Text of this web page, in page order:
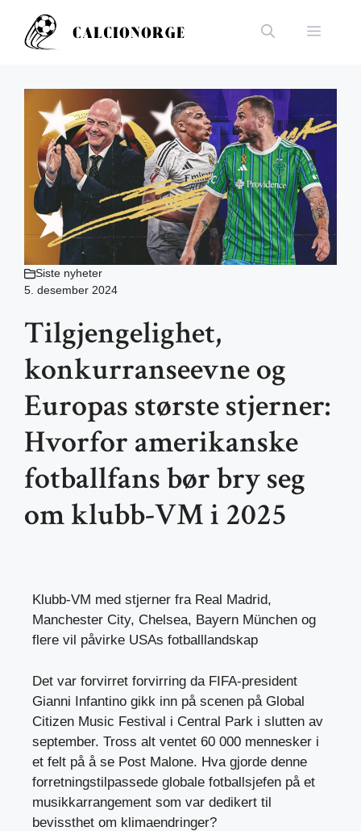
innhold
Meny
Siste nyheter
5. desember 2024
Tilgjengelighet,
konkurranseevne og
Europas største stjerner:
Hvorfor amerikanske
fotballfans bør bry seg
om klubb-VM i 2025
Klubb-VM med stjerner fra Real Madrid,
Manchester City, Chelsea, Bayern München og
flere vil påvirke USAs fotballlandskap
Det var forvirret forvirring da FIFA-president
Gianni Infantino gikk inn på scenen på Global
Citizen Music Festival i Central Park i slutten av
september. Tross alt ventet 60 000 mennesker i
et felt på å se Post Malone. Hva gjorde denne
forretningstilpassede globale fotballsjefen på et
musikkarrangement som var dedikert til
bevissthet om klimaendringer?